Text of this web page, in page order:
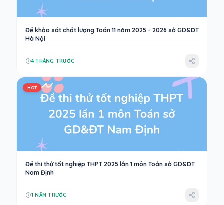
Đề khảo sát chất lượng Toán 11 năm 2025 - 2026 sở GD&ĐT
Hà Nội
4 THÁNG TRƯỚC
HOT
Đề thi thử tốt nghiệp THPT 2025 lần 1 môn Toán sở GD&ĐT
Nam Định
1 NĂM TRƯỚC